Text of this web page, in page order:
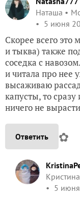
Наташа
5 июня
Скорее всего это
и тыква) также
соседка с
и читала про нее
высаживаю
капусты, то
ничего не
Ответить ✿
5